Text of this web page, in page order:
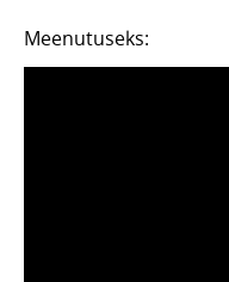
Meenutuseks: